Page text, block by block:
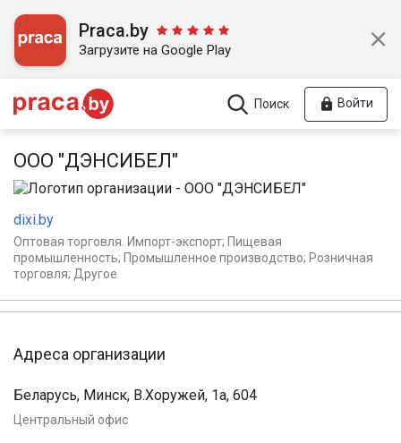
Praca.by
Загрузите на Google Play
Поиск Войти
ООО "ДЭНСИБЕЛ"
dixi.by
Оптовая торговля. Импорт-экспорт; Пищевая
промышленность; Промышленное производство; Розничная
торговля; Другое
Адреса организации
Беларусь, Минск, В.Хоружей, 1а, 604
Центральный офис